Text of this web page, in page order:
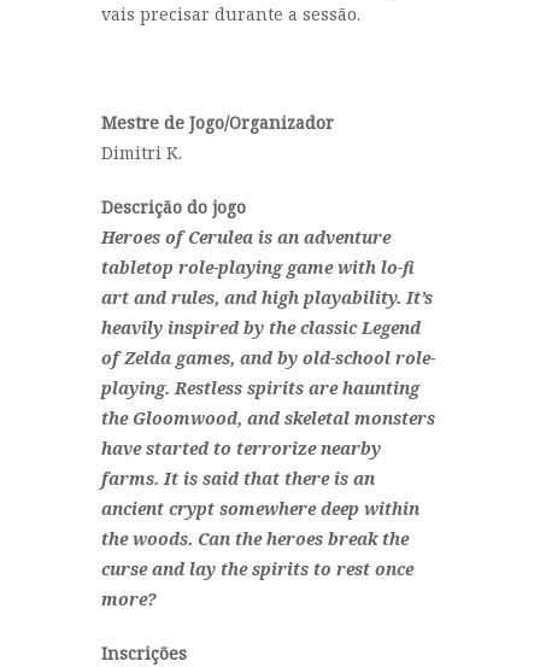
vais precisar durante a sessão.
Mestre de Jogo/Organizador
Dimitri K.
Descrição do jogo
Heroes of Cerulea is an adventure
tabletop role-playing game with lo-fi
art and rules, and high playability. It’s
heavily inspired by the classic Legend
of Zelda games, and by old-school role-
playing. Restless spirits are haunting
the Gloomwood, and skeletal monsters
have started to terrorize nearby
farms. It is said that there is an
ancient crypt somewhere deep within
the woods. Can the heroes break the
curse and lay the spirits to rest once
more?
Inscrições